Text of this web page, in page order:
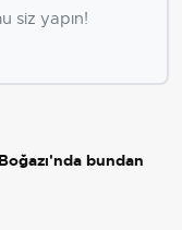
siz yapın!
bundan